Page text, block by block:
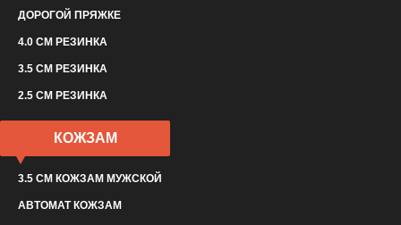
ДОРОГОЙ ПРЯЖКЕ
4.0 СМ РЕЗИНКА
3.5 СМ РЕЗИНКА
2.5 СМ РЕЗИНКА
КОЖЗАМ
3.5 СМ КОЖЗАМ МУЖСКОЙ
АВТОМАТ КОЖЗАМ